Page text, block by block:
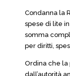
Condanna la
spese di lite
somma
per diritti,
Ordina che la
dall’autorità